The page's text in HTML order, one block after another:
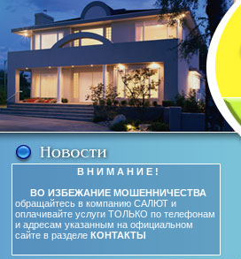
В Н И М А Н И Е !
ВО ИЗБЕЖАНИЕ МОШЕННИЧЕСТВА
обращайтесь в компанию САЛЮТ и
оплачивайте услуги ТОЛЬКО по телефонам
и адресам указанным на официальном
сайте в разделе КОНТАКТЫ